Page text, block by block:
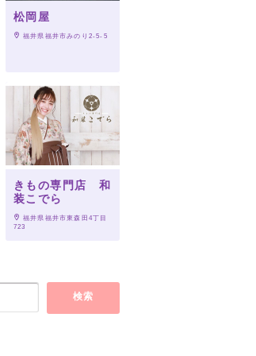
松岡屋
福井県福井市みのり2-5-5
きもの専門店 和
装こでら
福井県福井市東森田4丁目
723
検索